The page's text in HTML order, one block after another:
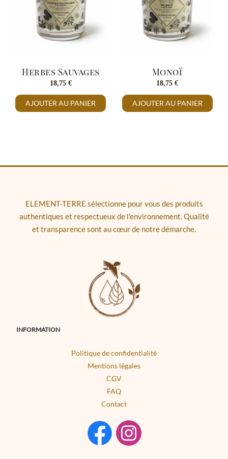
Herbes Sauvages
18,75 €
AJOUTER AU PANIER
Monoï
18,75€
AJOUTER AU PANIER
ELEMENT-TERRE sélectionne pour vous des produits
authentiques et respectueux de l'environnement. Qualité
et transparence sont au cœur de notre démarche.
INFORMATION
Politique de confidentialité
Mentions légales
CGV
FAQ
Contact